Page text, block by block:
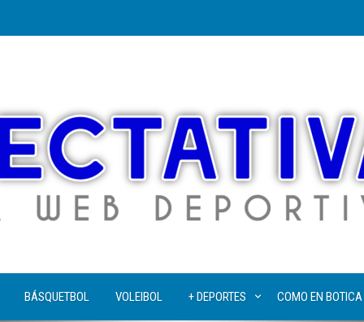
BÁSQUETBOL VOLEIBOL + DEPORTES COMO EN BOTICA